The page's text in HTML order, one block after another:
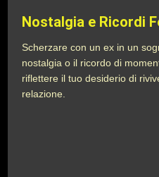
Nostalgia e Ricordi
Scherzare con un ex in un
nostalgia o il ricordo di
riflettere il tuo desiderio di
relazione.